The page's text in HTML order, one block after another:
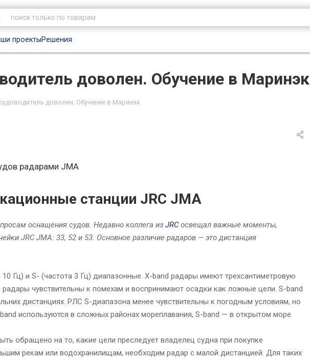
проектыРешения
доволен. Обучение в Маринэк
доволен. Обучение в Маринэк
радарами JMA
станции JRC JMA
оснащения судов. Недавно коллега из JRCосвещал важные моменты,
JRC JMA: 33, 52 и 53. Основное различие радаров — это дистанция
Гц) и S- (частота 3 Гц) диапазонные. X-band радары имеют трехсантиметровую
чувствительны к помехам и воспринимают осадки как ложные цели. S-band
дистанциях. РЛС S-диапазона менее чувствительны к погодным условиям, но
используются в сложных районах мореплавания, S-band — в открытом море.
обращено на то, какие цели преследует владелец судна при покупке
рекам или водохранилищам, необходим радар с малой дистанцией. Для таких